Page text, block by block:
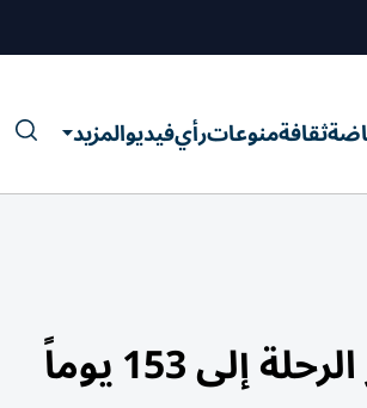
ثقافةمنوعاترأيفيديوالمزيد
153 يوماً